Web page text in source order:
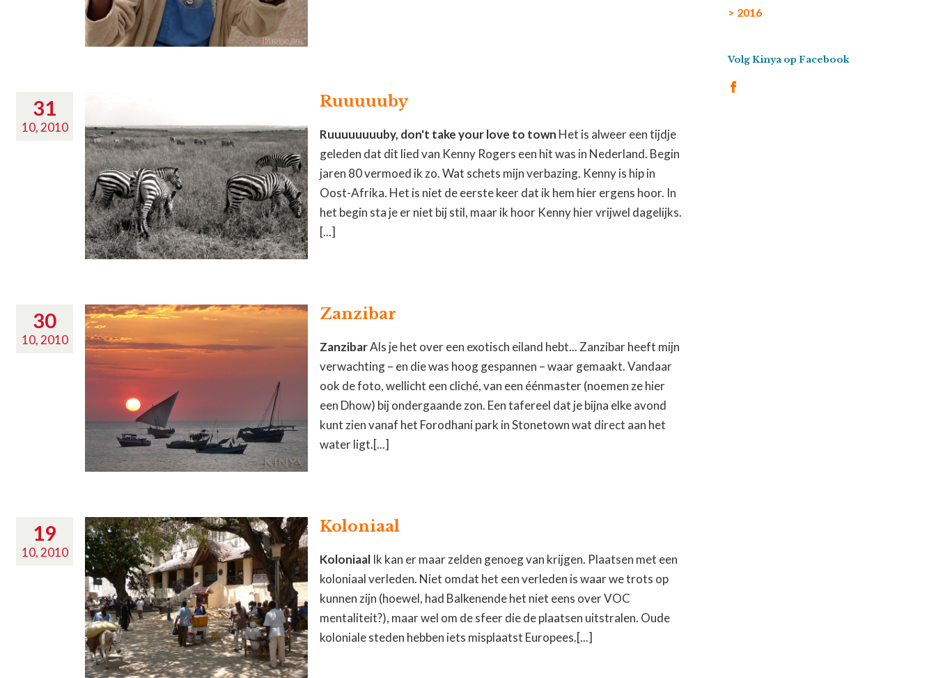
31
10, 2010
Ruuuuuby
Ruuuuuuuuby, don't take your love to town Het is alweer een tijdje
geleden dat dit lied van Kenny Rogers een hit was in Nederland. Begin
jaren 80 vermoed ik zo. Wat schets mijn verbazing. Kenny is hip in
Oost-Afrika. Het is niet de eerste keer dat ik hem hier ergens hoor. In
het begin sta je er niet bij stil, maar ik hoor Kenny hier vrijwel dagelijks.
[...]
30
10, 2010
Zanzibar
ZanzibarAls je het over een exotisch eiland hebt... Zanzibar heeft mijn
verwachting – en die was hoog gespannen – waar gemaakt. Vandaar
ook de foto, wellicht een cliché, van een éénmaster (noemen ze hier
een Dhow) bij ondergaande zon. Een tafereel dat je bijna elke avond
kunt zien vanaf het Forodhani park in Stonetown wat direct aan het
water ligt.[...]
19
10, 2010
Koloniaal
Koloniaal Ik kan er maar zelden genoeg van krijgen. Plaatsen met een
koloniaal verleden. Niet omdat het een verleden is waar we trots op
kunnen zijn (hoewel, had Balkenende het niet eens over VOC
mentaliteit?), maar wel om de sfeer die de plaatsen uitstralen. Oude
koloniale steden hebben iets misplaatst Europees.[...]
> 2016
Volg Kinya op Facebook